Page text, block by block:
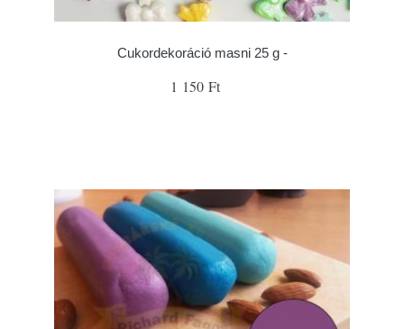
Cukordekoráció masni 25 g -
1 150 Ft